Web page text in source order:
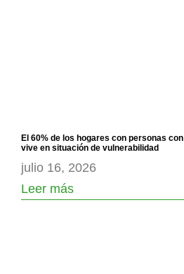
El 60% de los hogares con personas
vive en situación de vulnerabilidad
julio 16, 2026
Leer más